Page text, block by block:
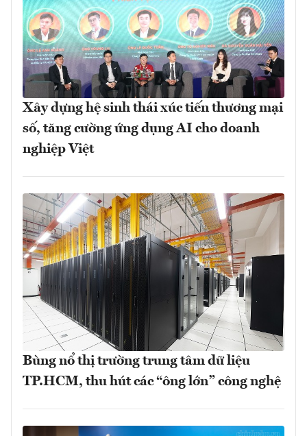
Xây dựng hệ sinh thái xúc tiến thương mại
số, tăng cường ứng dụng AI cho doanh
nghiệp Việt
Bùng nổ thị trường trung tâm dữ liệu
TP.HCM, thu hút các “ông lớn” công nghệ